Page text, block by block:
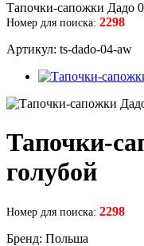
Тапочки-сапожки Дадо
Номер для поиска: 2298
Артикул: ts-dado-04-aw
Тапочки-
голубой
Номер для поиска: 2298
Бренд: Польша